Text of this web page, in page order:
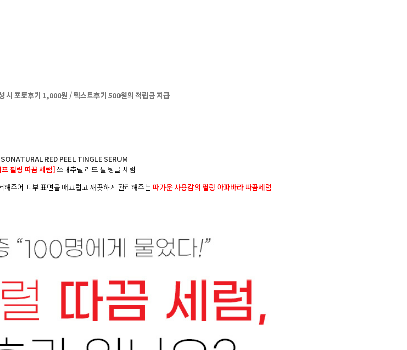
시 포토후기 1,000원 / 텍스트후기 500원의 적립금 지급
SONATURAL RED PEEL TINGLE SERUM
필링 따끔 세럼] 쏘내추럴 레드 필 팅글 세럼
주어 피부 표면을 매끄럽고 깨끗하게 관리해주는 따가운 사용감의 필링 아파바라 따끔세럼